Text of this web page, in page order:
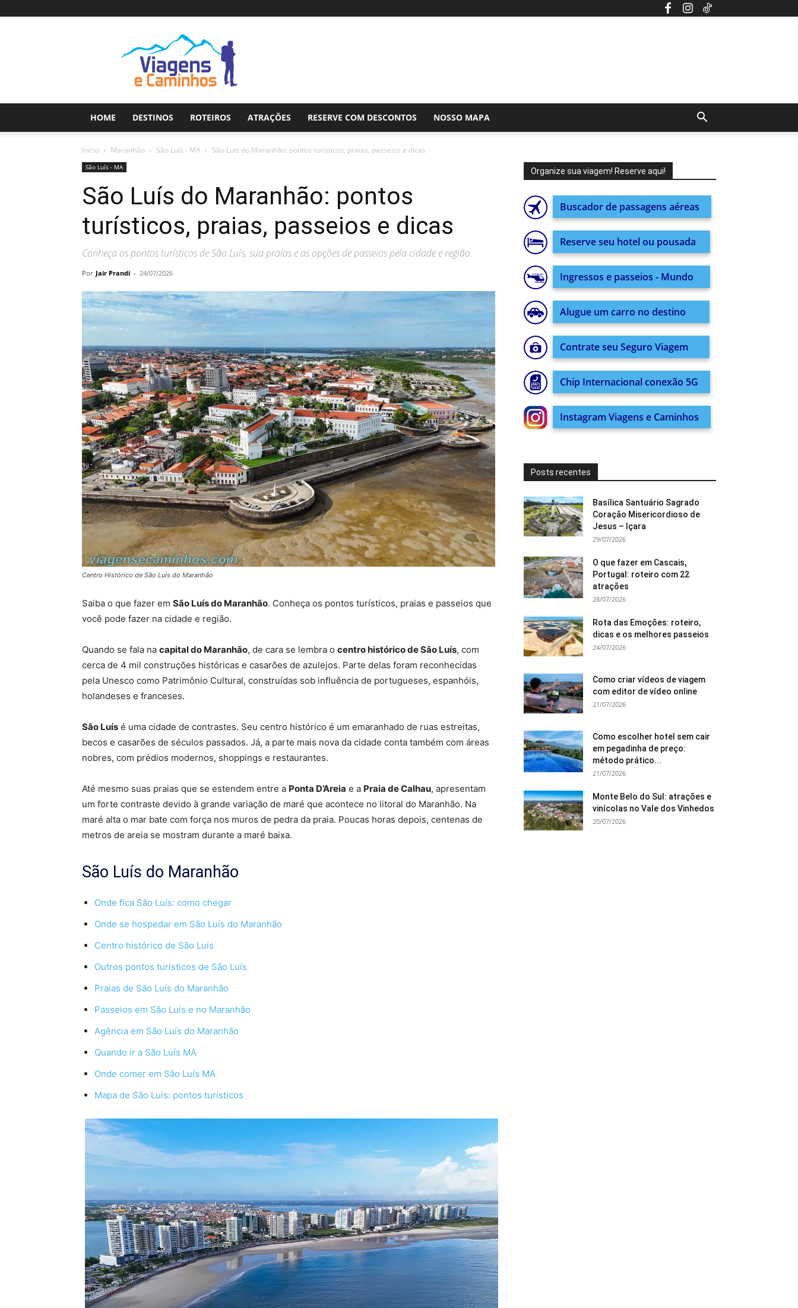
Viagens
e
Caminhos
HOME DESTINOS ROTEIROS ATRAÇÕES RESERVE COM DESCONTOS NOSSO MAPA
Início Maranhão São Luís - MA São Luís do Maranhão: pontos turísticos, praias, passeios e dicas
São Luís - MA
São Luís do Maranhão: pontos
turísticos, praias, passeios e dicas
Conheça os pontos turísticos de São Luís, sua praias e as opções de passeios pela cidade e região.
Por Jair Prandi - 24/07/2026
Centro Histórico de São Luís do Maranhão
Saiba o que fazer em São Luís do Maranhão. Conheça os pontos turísticos, praias e passeios que
você pode fazer na cidade e região.
Quando se fala na capital do Maranhão, de cara se lembra o centro histórico de São Luís, com
cerca de 4 mil construções históricas e casarões de azulejos. Parte delas foram reconhecidas
pela Unesco como Patrimônio Cultural, construídas sob influência de portugueses, espanhóis,
holandeses e franceses.
São Luís é uma cidade de contrastes. Seu centro histórico é um emaranhado de ruas estreitas,
becos e casarões de séculos passados. Já, a parte mais nova da cidade conta também com áreas
nobres, com prédios modernos, shoppings e restaurantes.
Até mesmo suas praias que se estendem entre a Ponta D’Areia e a Praia de Calhau, apresentam
um forte contraste devido à grande variação de maré que acontece no litoral do Maranhão. Na
maré alta o mar bate com força nos muros de pedra da praia. Poucas horas depois, centenas de
metros de areia se mostram durante a maré baixa.
São Luís do Maranhão
Onde fica São Luís: como chegar
Onde se hospedar em São Luís do Maranhão
Centro histórico de São Luís
Outros pontos turísticos de São Luís
Praias de São Luís do Maranhão
Passeios em São Luís e no Maranhão
Agência em São Luís do Maranhão
Quando ir a São Luís MA
Onde comer em São Luís MA
Mapa de São Luís: pontos turísticos
Organize sua viagem! Reserve aqui!
Buscador de passagens aéreas
Reserve seu hotel ou pousada
Ingressos e passeios - Mundo
Alugue um carro no destino
Contrate seu Seguro Viagem
Chip Internacional conexão 5G
Instagram Viagens e Caminhos
Posts recentes
Basílica Santuário Sagrado
Coração Misericordioso de
Jesus – Içara
29/07/2026
O que fazer em Cascais,
Portugal: roteiro com 22
atrações
28/07/2026
Rota das Emoções: roteiro,
dicas e os melhores passeios
24/07/2026
Como criar vídeos de viagem
com editor de vídeo online
21/07/2026
Como escolher hotel sem cair
em pegadinha de preço:
método prático...
21/07/2026
Monte Belo do Sul: atrações e
vinícolas no Vale dos Vinhedos
20/07/2026